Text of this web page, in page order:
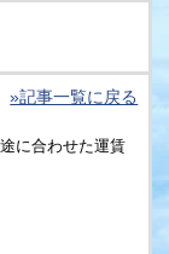
»記事一覧に戻る
に合わせた運賃